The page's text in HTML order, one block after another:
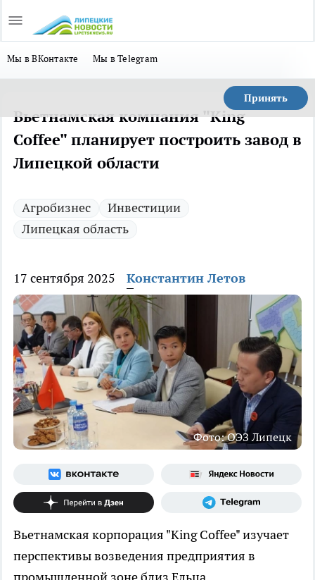
Мы в ВКонтакте Мы в Telegram
Принять
Вьетнамская компания "King
Coffee" планирует построить завод в
Липецкой области
Агробизнес
Инвестиции
Липецкая область
17 сентября 2025 Константин Летов
Фото: ОЭЗ Липецк
Вьетнамская корпорация "King Coffee" изучает
перспективы возведения предприятия в
промышленной зоне близ Ельца.